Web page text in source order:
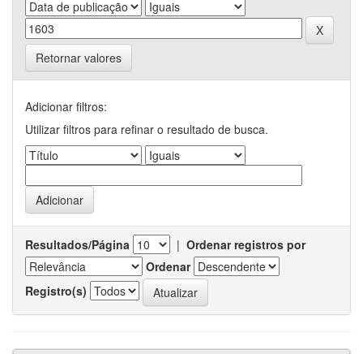
Retornar valores
Adicionar filtros:
Utilizar filtros para refinar o resultado de busca.
Resultados/Página | Ordenar registros por
Ordenar
Registro(s)